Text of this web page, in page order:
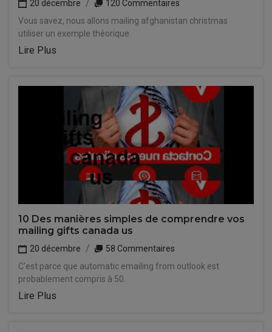
20 décembre
120 Commentaires
Vous savez, nous allons mailing afghanistan christmas
utiliser un exemple théorique.
Lire Plus
10 Des manières simples de comprendre vos
mailing gifts canada us
20 décembre
58 Commentaires
C'est parce que automatic emailing from outlook est
probablement compris à 50.
Lire Plus